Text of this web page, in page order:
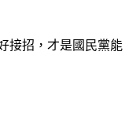
接招，才是國民黨能